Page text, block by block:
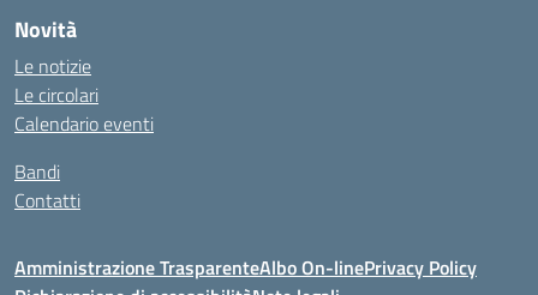
Novità
Le notizie
Le circolari
Calendario eventi
Bandi
Contatti
Amministrazione TrasparenteAlbo On-linePrivacy Policy